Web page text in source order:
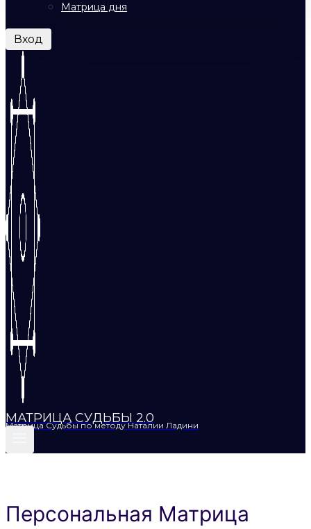
Матрица дня
Вход
МАТРИЦА СУДЬБЫ 2.0
Матрица Судьбы по методу Наталии Ладини
Персональная Матрица